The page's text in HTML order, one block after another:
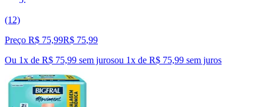
(12)
Preço R$ 75,99R$ 75,99
Ou 1x de R$ 75,99 sem jurosou 1x de R$ 75,99 sem juros